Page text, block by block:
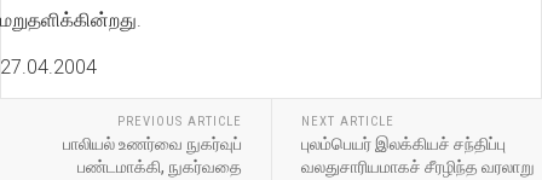
மறுதளிக்கின்றது.
27.04.2004
PREVIOUS ARTICLE
பாலியல் உணர்வை நுகர்வுப்
பண்டமாக்கி, நுகர்வதை
NEXT ARTICLE
புலம்பெயர் இலக்கியச் சந்திப்பு
வலதுசாரியமாகச் சீரழிந்த வரலாறு